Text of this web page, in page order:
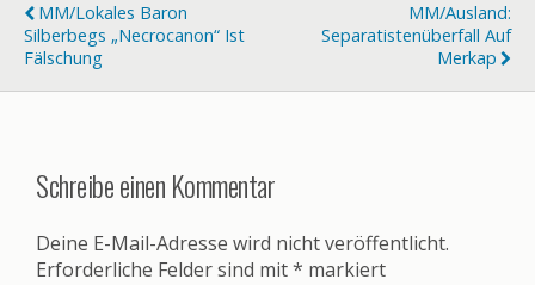
MM/Lokales Baron
Silberbegs „Necrocanon“ Ist
Fälschung
MM/Ausland:
Separatistenüberfall Auf
Merkap
Schreibe einen Kommentar
Deine E-Mail-Adresse wird nicht veröffentlicht.
Erforderliche Felder sind mit* markiert